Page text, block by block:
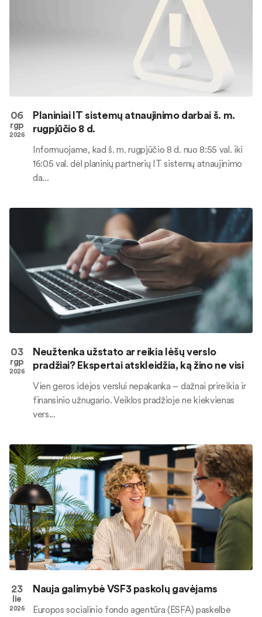
06
rgp
2026
Planiniai IT sistemų atnaujinimo darbai š. m.
rugpjūčio 8 d.
Informuojame, kad š. m. rugpjūčio 8 d. nuo 8:55 val. iki
16:05 val. dėl planinių partnerių IT sistemų atnaujinimo
da...
03
rgp
2026
Neužtenka užstato ar reikia lėšų verslo
pradžiai? Ekspertai atskleidžia, ką žino ne visi
Vien geros idėjos verslui nepakanka – dažnai prireikia ir
finansinio užnugario. Veiklos pradžioje ne kiekvienas
vers...
23
lie
2026
Nauja galimybė VSF3 paskolų gavėjams
Europos socialinio fondo agentūra (ESFA) paskelbė